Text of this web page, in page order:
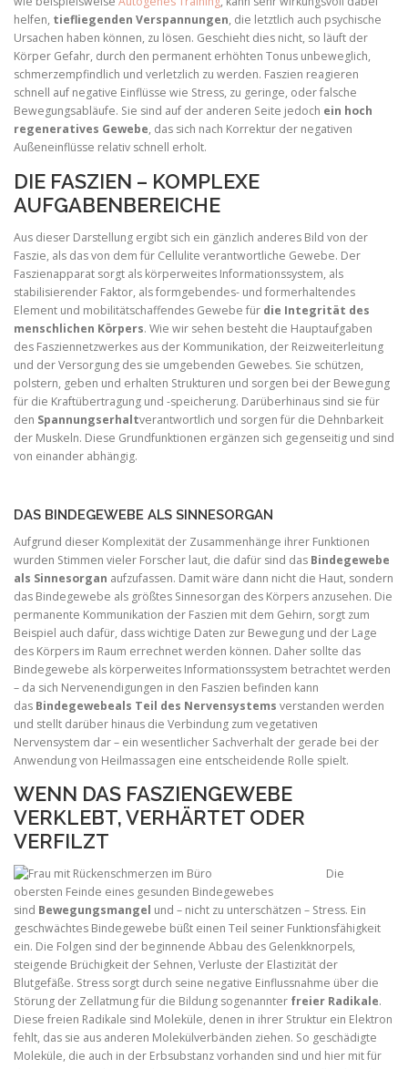
helfen, tiefliegenden Verspannungen, die letztlich auch psychische
Ursachen haben können, zu lösen. Geschieht dies nicht, so läuft der
Körper Gefahr, durch den permanent erhöhten Tonus unbeweglich,
schmerzempfindlich und verletzlich zu werden. Faszien reagieren
schnell auf negative Einflüsse wie Stress, zu geringe, oder falsche
Bewegungsabläufe. Sie sind auf der anderen Seite jedoch ein hoch
regeneratives Gewebe, das sich nach Korrektur der negativen
Außeneinflüsse relativ schnell erholt.
DIE FASZIEN – KOMPLEXE
AUFGABENBEREICHE
Aus dieser Darstellung ergibt sich ein gänzlich anderes Bild von der
Faszie, als das von dem für Cellulite verantwortliche Gewebe. Der
Faszienapparat sorgt als körperweites Informationssystem, als
stabilisierender Faktor, als formgebendes- und formerhaltendes
Element und mobilitätschaffendes Gewebe für die Integrität des
menschlichen Körpers. Wie wir sehen besteht die Hauptaufgaben
des Fasziennetzwerkes aus der Kommunikation, der Reizweiterleitung
und der Versorgung des sie umgebenden Gewebes. Sie schützen,
polstern, geben und erhalten Strukturen und sorgen bei der Bewegung
für die Kraftübertragung und -speicherung. Darüberhinaus sind sie für
den Spannungserhaltverantwortlich und sorgen für die Dehnbarkeit
der Muskeln. Diese Grundfunktionen ergänzen sich gegenseitig und sind
von einander abhängig.
DAS BINDEGEWEBE ALS SINNESORGAN
Aufgrund dieser Komplexität der Zusammenhänge ihrer Funktionen
wurden Stimmen vieler Forscher laut, die dafür sind das Bindegewebe
als Sinnesorgan aufzufassen. Damit wäre dann nicht die Haut, sondern
das Bindegewebe als größtes Sinnesorgan des Körpers anzusehen. Die
permanente Kommunikation der Faszien mit dem Gehirn, sorgt zum
Beispiel auch dafür, dass wichtige Daten zur Bewegung und der Lage
des Körpers im Raum errechnet werden können. Daher sollte das
Bindegewebe als körperweites Informationssystem betrachtet werden
– da sich Nervenendigungen in den Faszien befinden kann
das Bindegewebeals Teil des Nervensystems verstanden werden
und stellt darüber hinaus die Verbindung zum vegetativen
Nervensystem dar – ein wesentlicher Sachverhalt der gerade bei der
Anwendung von Heilmassagen eine entscheidende Rolle spielt.
WENN DAS FASZIENGEWEBE
VERKLEBT, VERHÄRTET ODER
VERFILZT
Die
obersten Feinde eines gesunden Bindegewebes
sind Bewegungsmangel und – nicht zu unterschätzen – Stress. Ein
geschwächtes Bindegewebe büßt einen Teil seiner Funktionsfähigkeit
ein. Die Folgen sind der beginnende Abbau des Gelenkknorpels,
steigende Brüchigkeit der Sehnen, Verluste der Elastizität der
Blutgefäße. Stress sorgt durch seine negative Einflussnahme über die
Störung der Zellatmung für die Bildung sogenannter freier Radikale.
Diese freien Radikale sind Moleküle, denen in ihrer Struktur ein Elektron
fehlt, das sie aus anderen Molekülverbänden ziehen. So geschädigte
Moleküle, die auch in der Erbsubstanz vorhanden sind und hier mit für